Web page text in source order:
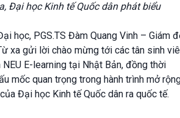
Đại học Kinh tế Quốc dân phát biểu
học, PGS.TS Đàm Quang Vinh – Giám
xa gửi lời chào mừng tới các tân sinh
NEU E-learning tại Nhật Bản, đồng thời
mốc quan trọng trong hành trình mở
Đại học Kinh tế Quốc dân ra quốc tế.